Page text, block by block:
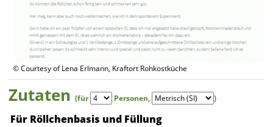
© Courtesy of Lena Erlmann, Kraftort Rohkostküche
Zutaten (für Personen, )
Für Röllchenbasis und Füllung